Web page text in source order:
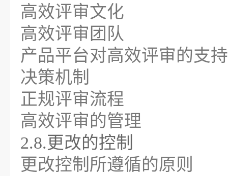
高效评审文化
高效评审团队
产品平台对高效评审的支持
决策机制
正规评审流程
高效评审的管理
2.8.更改的控制
更改控制所遵循的原则